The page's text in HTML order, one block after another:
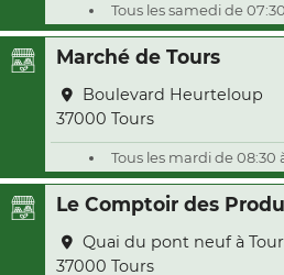
Tous les samedi de
Marché de Tours
Boulevard Heurteloup
37000 Tours
Tous les mardi de 08:30
Le Comptoir des
Quai du pont neuf à
37000 Tours